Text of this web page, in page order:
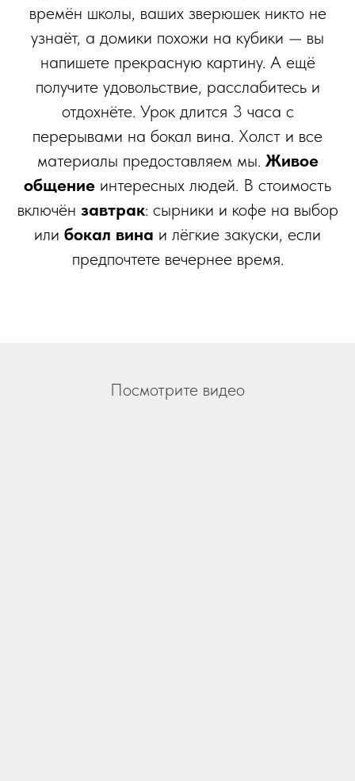
времён школы, ваших зверюшек никто не
узнаёт, а домики похожи на кубики — вы
напишете прекрасную картину. А ещё
получите удовольствие, расслабитесь и
отдохнёте. Урок длится 3 часа с
перерывами на бокал вина. Холст и все
материалы предоставляем мы. Живое
общение интересных людей. В стоимость
включён завтрак: сырники и кофе на выбор
или бокал вина и лёгкие закуски, если
предпочтете вечернее время.
Посмотрите видео